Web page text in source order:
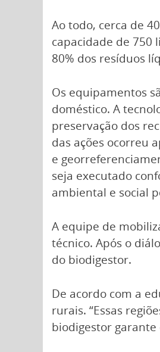
Ao todo, cerca de
capacidade de 750
80% dos resíduos
Os equipamentos
doméstico. A
preservação dos
das ações ocorreu
e
seja executado
ambiental e social
A equipe de
técnico. Após o
do biodigestor.
De acordo com a
rurais. “Essas
biodigestor garante